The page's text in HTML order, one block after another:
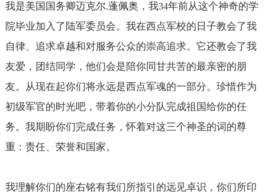
我是美国国务卿迈克尔.蓬佩奥，我34年前从这个神奇的学
院毕业加入了陆军委员会。我在西点军校的日子教会了我
自律、追求卓越和对服务公众的崇高追求。它还教会了我
友爱，团结同学，他们会是陪你同甘共苦的最亲密的朋
友。从现在起你们将永远是西点军魂的一部分。珍惜作为
初级军官的时光吧，带着你的小分队完成祖国给你的任
务。我期盼你们完成任务，怀着对这三个神圣的词的尊
重：责任、荣誉和国家。
我理解你们的座右铭有我们所指引的远见卓识，你们所印